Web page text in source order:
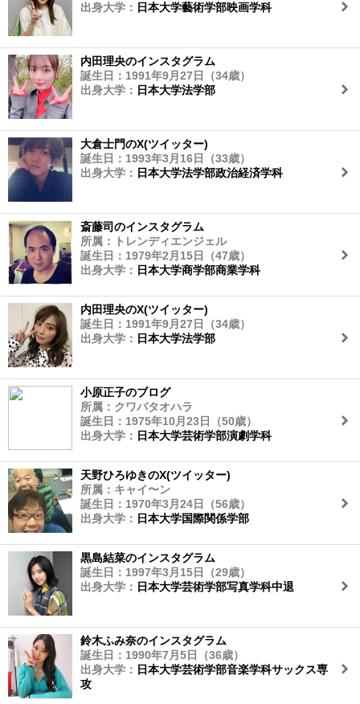
出身大学： 日本大学藝術学部映画学科
内田理央のインスタグラム
誕生日：1991年9月27日（34歳）
出身大学： 日本大学法学部
大倉士門のX(ツイッター)
誕生日：1993年3月16日（33歳）
出身大学： 日本大学法学部政治経済学科
斎藤司のインスタグラム
所属：トレンディエンジェル
誕生日：1979年2月15日（47歳）
出身大学： 日本大学商学部商業学科
内田理央のX(ツイッター)
誕生日：1991年9月27日（34歳）
出身大学： 日本大学法学部
小原正子のブログ
所属：クワバタオハラ
誕生日：1975年10月23日（50歳）
出身大学： 日本大学芸術学部演劇学科
天野ひろゆきのX(ツイッター)
所属：キャイ〜ン
誕生日：1970年3月24日（56歳）
出身大学： 日本大学国際関係学部
黒島結菜のインスタグラム
誕生日：1997年3月15日（29歳）
出身大学： 日本大学芸術学部写真学科中退
鈴木ふみ奈のインスタグラム
誕生日：1990年7月5日（36歳）
出身大学： 日本大学芸術学部音楽学科サックス専
攻